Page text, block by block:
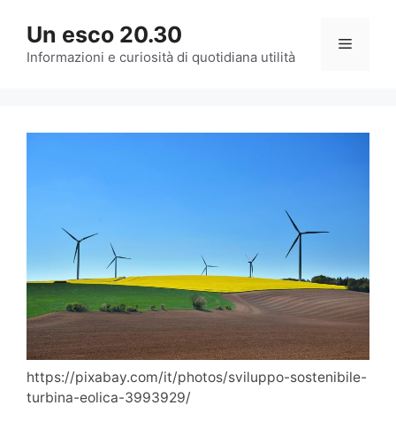
contenuto
Un esco 20.30
Informazioni e curiosità di quotidiana utilità
Menu
https://pixabay.com/it/photos/sviluppo-sostenibile-
turbina-eolica-3993929/